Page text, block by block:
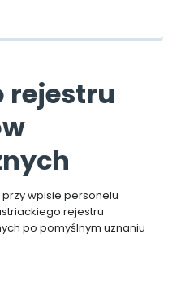
rejestru
wpisie personelu
rejestru
po pomyślnym uznaniu